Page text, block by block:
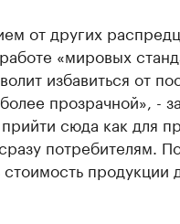
от других
«мировых
избавиться от
прозрачной», -
сюда как для
потребителям.
стоимость продукции